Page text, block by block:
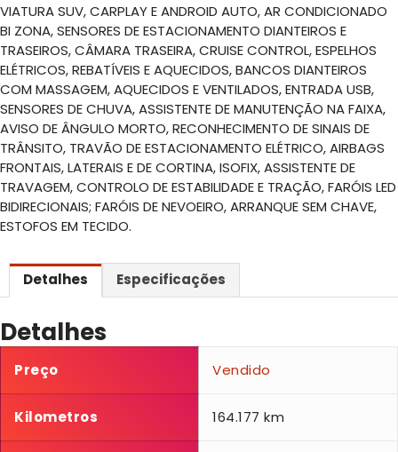
VIATURA SUV, CARPLAY E ANDROID AUTO, AR CONDICIONADO
BI ZONA, SENSORES DE ESTACIONAMENTO DIANTEIROS E
TRASEIROS, CÂMARA TRASEIRA, CRUISE CONTROL, ESPELHOS
ELÉTRICOS, REBATÍVEIS E AQUECIDOS, BANCOS DIANTEIROS
COM MASSAGEM, AQUECIDOS E VENTILADOS, ENTRADA USB,
SENSORES DE CHUVA, ASSISTENTE DE MANUTENÇÃO NA FAIXA,
AVISO DE ÂNGULO MORTO, RECONHECIMENTO DE SINAIS DE
TRÂNSITO, TRAVÃO DE ESTACIONAMENTO ELÉTRICO, AIRBAGS
FRONTAIS, LATERAIS E DE CORTINA, ISOFIX, ASSISTENTE DE
TRAVAGEM, CONTROLO DE ESTABILIDADE E TRAÇÃO, FARÓIS LED
BIDIRECIONAIS; FARÓIS DE NEVOEIRO, ARRANQUE SEM CHAVE,
ESTOFOS EM TECIDO.
Detalhes Especificações
Detalhes
Preço Vendido
Kilometros 164.177 km